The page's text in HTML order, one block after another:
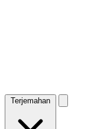
Terjemahan